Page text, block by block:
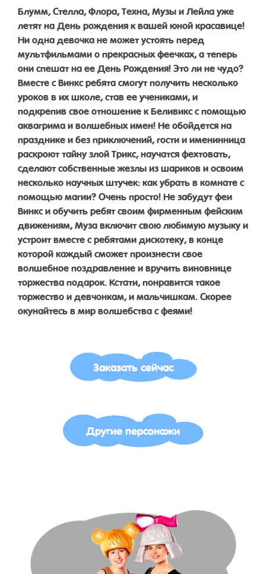
Блумм, Стелла, Флора, Техна, Музы и Лейла уже
летят на День рождения к вашей юной красавице!
Ни одна девочка не может устоять перед
мультфильмами о прекрасных феечках, а теперь
они спешат на ее День Рождения! Это ли не чудо?
Вместе с Винкс ребята смогут получить несколько
уроков в их школе, став ее учениками, и
подкрепив свое отношение к Беливикс с помощью
аквагрима и волшебных имен! Не обойдется на
празднике и без приключений, гости и именинница
раскроют тайну злой Трикс, научатся фехтовать,
сделают собственные жезлы из шариков и освоим
несколько научных штучек: как убрать в комнате с
помощью магии? Очень просто! Не забудут феи
Винкс и обучить ребят своим фирменным фейским
движениям, Муза включит свою любимую музыку и
устроит вместе с ребятами дискотеку, в конце
которой каждый сможет произнести свое
волшебное поздравление и вручить виновнице
торжества подарок. Кстати, понравится такое
торжество и девчонкам, и мальчишкам. Скорее
окунайтесь в мир волшебства с феями!
Заказать сейчас
Другие персонажи